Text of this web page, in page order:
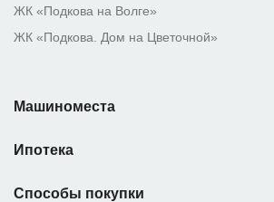
ЖК «Подкова на Волге»
ЖК «Подкова. Дом на Цветочной»
Машиноместа
Ипотека
Способы покупки